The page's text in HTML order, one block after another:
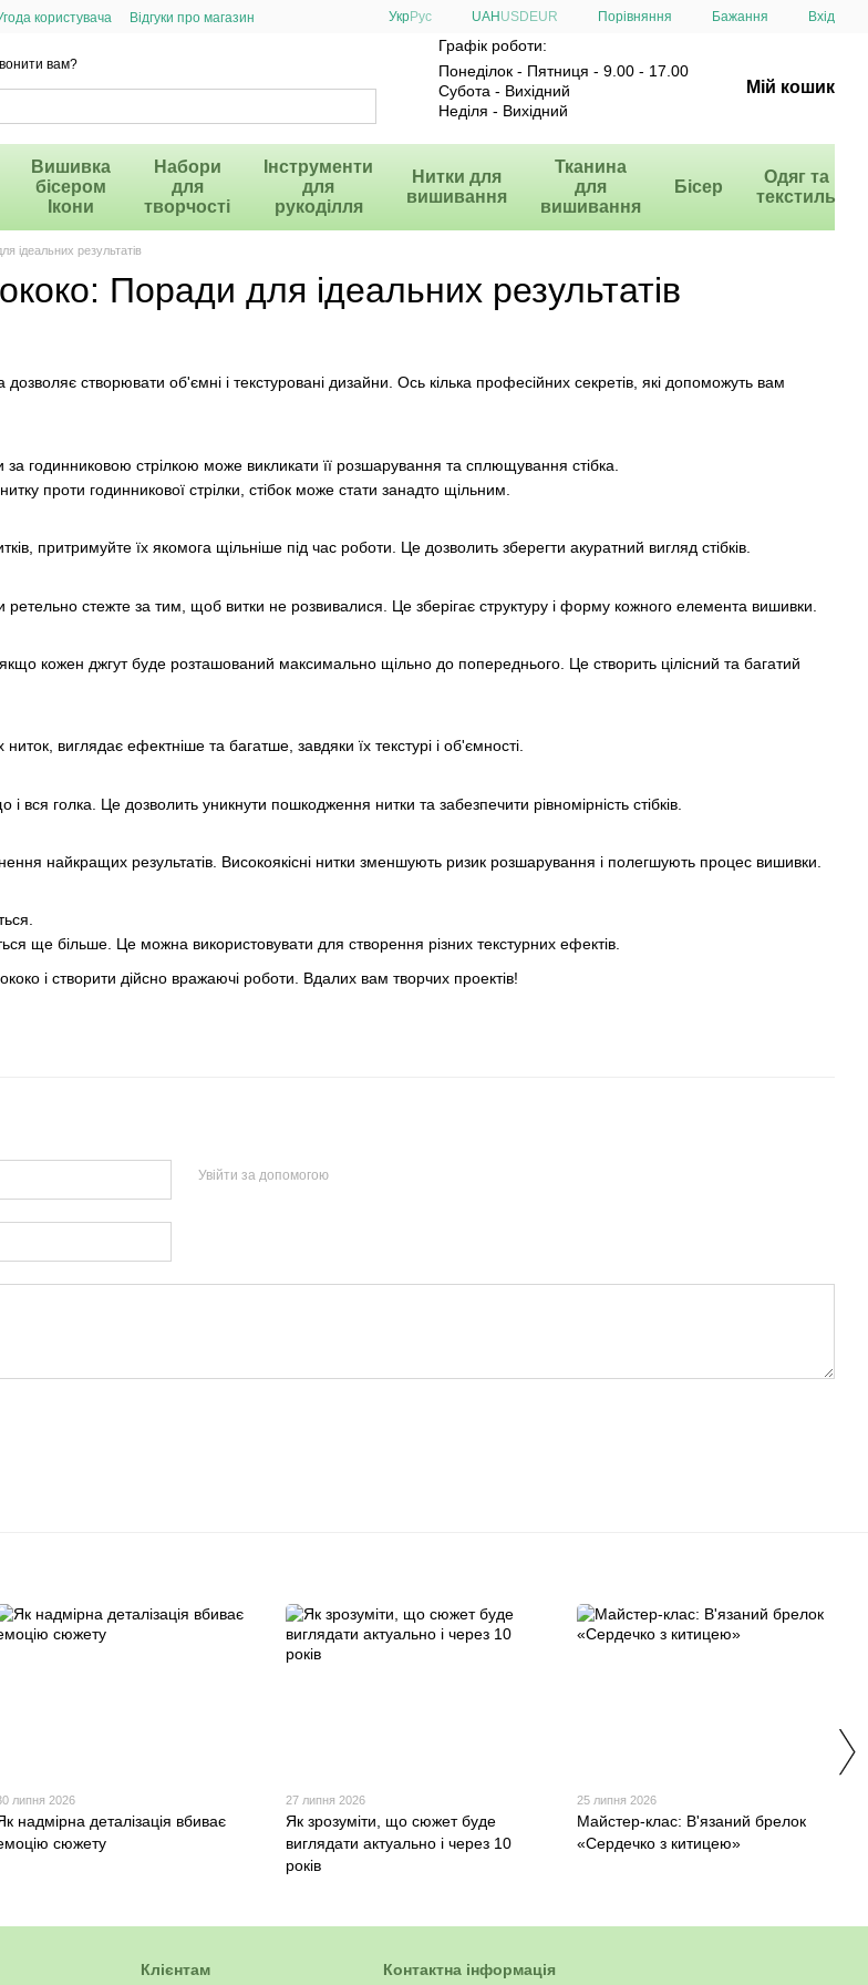
користувача
Відгуки про магазин
УкрРус UAH USD EUR Порівняння Бажання Вхід
вам?
Графік роботи:
Понеділок - Пятниця - 9.00 - 17.00
Субота - Вихідний
Неділя - Вихідний
Мій кошик
Вишивка
бісером
Ікони
Набори
для
творчості
Інструменти
для
рукоділля
Нитки для
вишивання
Тканина
для
вишивання
Бісер
Одяг та
текстиль
ідеальних результатів
Поради для ідеальних результатів
створювати об'ємні і текстуровані дизайни. Ось кілька професійних секретів, які допоможуть вам
годинниковою стрілкою може викликати її розшарування та сплющування стібка.
проти годинникової стрілки, стібок може стати занадто щільним.
притримуйте їх якомога щільніше під час роботи. Це дозволить зберегти акуратний вигляд стібків.
ретельно стежте за тим, щоб витки не розвивалися. Це зберігає структуру і форму кожного елемента вишивки.
кожен джгут буде розташований максимально щільно до попереднього. Це створить цілісний та багатий
виглядає ефектніше та багатше, завдяки їх текстурі і об'ємності.
вся голка. Це дозволить уникнути пошкодження нитки та забезпечити рівномірність стібків.
найкращих результатів. Високоякісні нитки зменшують ризик розшарування і полегшують процес вишивки.
ще більше. Це можна використовувати для створення різних текстурних ефектів.
і створити дійсно вражаючі роботи. Вдалих вам творчих проектів!
Увійти за допомогою
липня 2026
надмірна деталізація вбиває
сюжету
27 липня 2026
Як зрозуміти, що сюжет буде
виглядати актуально і через 10
років
25 липня 2026
Майстер-клас: В'язаний брелок
«Сердечко з китицею»
Клієнтам Контактна інформація